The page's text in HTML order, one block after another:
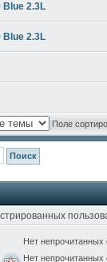
Blue 2.3L
Blue 2.3L
Поле
Нет
Нет